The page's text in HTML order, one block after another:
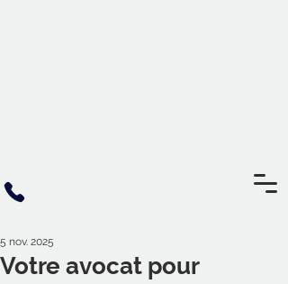
Votre avocat pour
5 nov. 2025